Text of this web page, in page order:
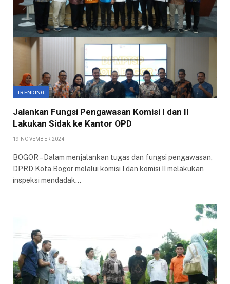
TRENDING
Jalankan Fungsi Pengawasan Komisi I dan II
Lakukan Sidak ke Kantor OPD
19 NOVEMBER 2024
BOGOR – Dalam menjalankan tugas dan fungsi pengawasan,
DPRD Kota Bogor melalui komisi I dan komisi II melakukan
inspeksi mendadak…